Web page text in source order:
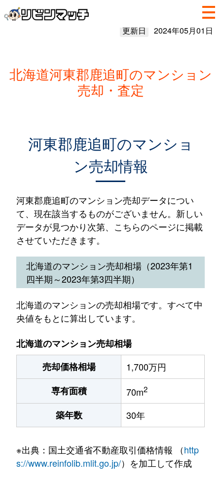
更新日 2024年05月01日
北海道河東郡鹿追町のマンション
売却・査定
河東郡鹿追町のマンショ
ン売却情報
河東郡鹿追町のマンション売却データについ
て、現在該当するものがございません。新しい
データが見つかり次第、こちらのページに掲載
させていただきます。
北海道のマンション売却相場（2023年第1
四半期～2023年第3四半期）
北海道のマンションの売却相場です。すべて中
央値をもとに算出しています。
北海道のマンション売却相場
売却価格相場
1,700万円
専有面積
70m2
築年数 30年
※出典：国土交通省不動産取引価格情報 （http
s://www.reinfolib.mlit.go.jp/）を加工して作成